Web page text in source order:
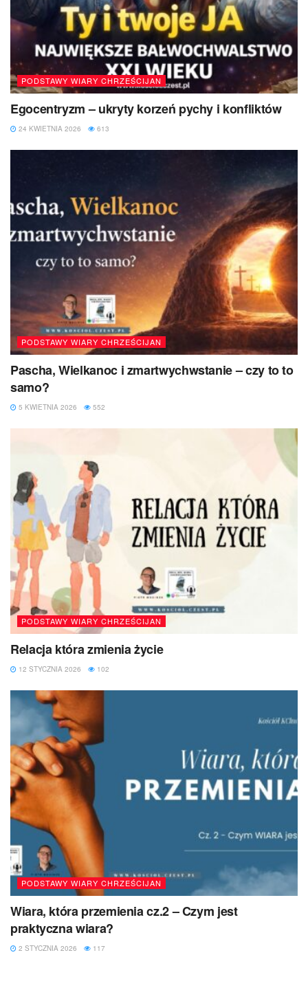
PODSTAWY WIARY CHRZEŚCIJAN
Egocentryzm – ukryty korzeń pychy i konfliktów
24 KWIETNIA 2026 613
PODSTAWY WIARY CHRZEŚCIJAN
Pascha, Wielkanoc i zmartwychwstanie – czy to to
samo?
5 KWIETNIA 2026 552
PODSTAWY WIARY CHRZEŚCIJAN
Relacja która zmienia życie
12 STYCZNIA 2026 102
PODSTAWY WIARY CHRZEŚCIJAN
Wiara, która przemienia cz.2 – Czym jest
praktyczna wiara?
2 STYCZNIA 2026 117